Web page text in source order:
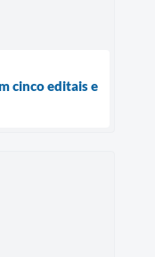
cinco editais e